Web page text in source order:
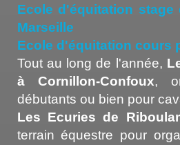
Ecole d'équitation
Marseille
Ecole d'équitation cours
Tout au long de l'année,
à Cornillon-Confoux,
débutants ou bien pour
Les Ecuries de
terrain équestre pour